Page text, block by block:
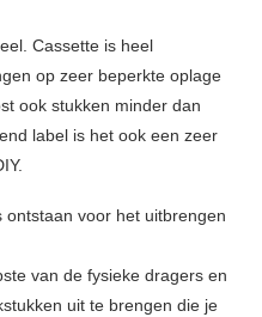
Cassette is heel
op zeer beperkte oplage
ook stukken minder dan
label is het ook een zeer
ontstaan voor het uitbrengen
van de fysieke dragers en
uit te brengen die je